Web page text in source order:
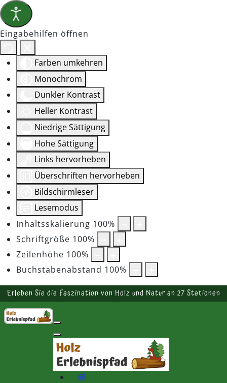
Eingabehilfen öffnen
Farben umkehren
Monochrom
Dunkler Kontrast
Heller Kontrast
Niedrige Sättigung
Hohe Sättigung
Links hervorheben
Überschriften hervorheben
Bildschirmleser
Lesemodus
Inhaltsskalierung 100%
Schriftgröße 100%
Zeilenhöhe 100%
Buchstabenabstand 100%
Erleben Sie die Faszination von Holz und Natur an 27 Stationen